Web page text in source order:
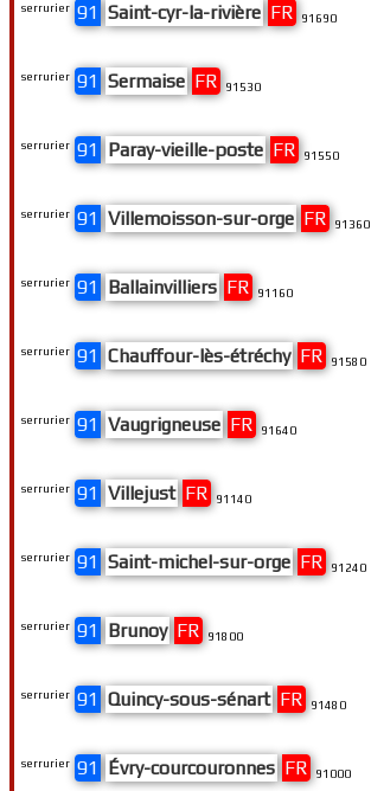
serrurier 91 Évry-courcouronnes FR 91000
serrurier 91 Quincy-sous-sénart FR 91480
serrurier 91 Brunoy FR 91800
serrurier 91 Saint-michel-sur-orge FR 91240
serrurier 91 Villejust FR 91140
serrurier 91 Vaugrigneuse FR 91640
serrurier 91 Chauffour-lès-étréchy FR 91580
serrurier 91 Ballainvilliers FR 91160
serrurier 91 Villemoisson-sur-orge FR 91360
serrurier 91 Paray-vieille-poste FR 91550
serrurier 91 Sermaise FR 91530
serrurier 91 Saint-cyr-la-rivière FR 91690